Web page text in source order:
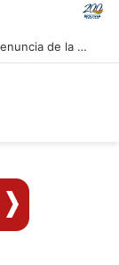
Canciller argentino se suma al pedido de renuncia de la vicepresidenta Villarruel